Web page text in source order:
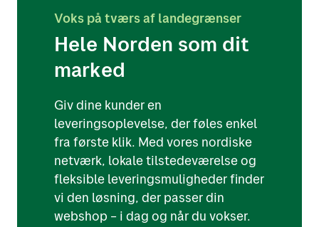
Voks på tværs af landegrænser
Hele Norden som dit
marked
Giv dine kunder en
leveringsoplevelse, der føles enkel
fra første klik. Med vores nordiske
netværk, lokale tilstedeværelse og
fleksible leveringsmuligheder finder
vi den løsning, der passer din
webshop – i dag og når du vokser.